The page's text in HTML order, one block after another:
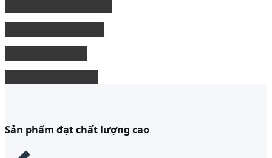
Sản phẩm đạt chất lượng cao